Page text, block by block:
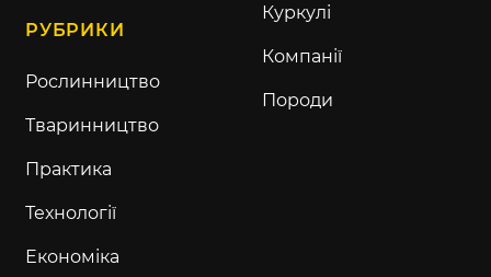
РУБРИКИ
Рослинництво
Тваринництво
Практика
Технології
Економіка
Куркулі
Компанії
Породи